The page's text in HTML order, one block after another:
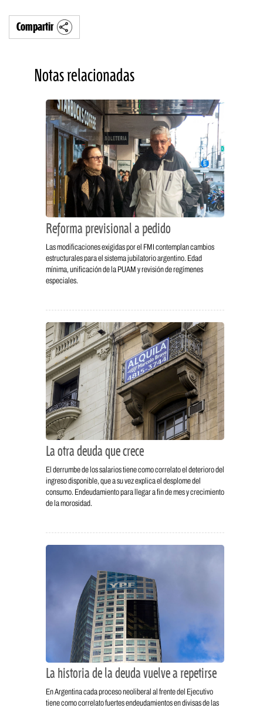
Compartir
Notas relacionadas
Reforma previsional a pedido
Las modificaciones exigidas por el FMI contemplan cambios
estructurales para el sistema jubilatorio argentino. Edad
mínima, unificación de la PUAM y revisión de regímenes
especiales.
La otra deuda que crece
El derrumbe de los salarios tiene como correlato el deterioro del
ingreso disponible, que a su vez explica el desplome del
consumo. Endeudamiento para llegar a fin de mes y crecimiento
de la morosidad.
La historia de la deuda vuelve a repetirse
En Argentina cada proceso neoliberal al frente del Ejecutivo
tiene como correlato fuertes endeudamientos en divisas de las